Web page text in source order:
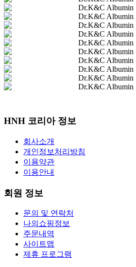
HNH 코리아 정보
회사소개
개인정보처리방침
이용약관
이용안내
회원 정보
문의 및 연락처
나의쇼핑정보
주문내역
사이트맵
제휴 프로그램